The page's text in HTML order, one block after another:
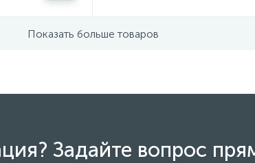
Показать больше товаров
Задайте вопрос